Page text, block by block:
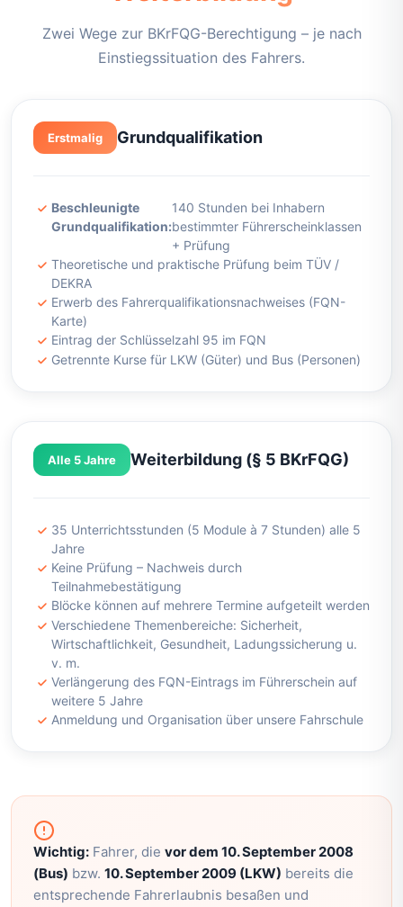
Zwei Wege zur BKrFQG-Berechtigung – je nach
Einstiegssituation des Fahrers.
Erstmalig Grundqualifikation
Beschleunigte
Grundqualifikation:
140 Stunden bei Inhabern
bestimmter Führerscheinklassen
+ Prüfung
Theoretische und praktische Prüfung beim TÜV /
DEKRA
Erwerb des Fahrerqualifikationsnachweises (FQN-
Karte)
Eintrag der Schlüsselzahl 95 im FQN
Getrennte Kurse für LKW (Güter) und Bus (Personen)
Alle 5 Jahre Weiterbildung (§ 5 BKrFQG)
35 Unterrichtsstunden (5 Module à 7 Stunden) alle 5
Jahre
Keine Prüfung – Nachweis durch
Teilnahmebestätigung
Blöcke können auf mehrere Termine aufgeteilt werden
Verschiedene Themenbereiche: Sicherheit,
Wirtschaftlichkeit, Gesundheit, Ladungssicherung u.
v. m.
Verlängerung des FQN-Eintrags im Führerschein auf
weitere 5 Jahre
Anmeldung und Organisation über unsere Fahrschule
Wichtig: Fahrer, die vor dem 10. September 2008
(Bus) bzw. 10. September 2009 (LKW) bereits die
entsprechende Fahrerlaubnis besaßen und